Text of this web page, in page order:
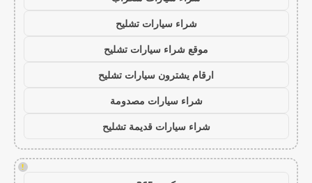
شراء سيارات تشليح
موقع شراء سيارات تشليح
ارقام يشترون سيارات تشليح
شراء سيارات مصدومة
شراء سيارات قديمة تشليح
!